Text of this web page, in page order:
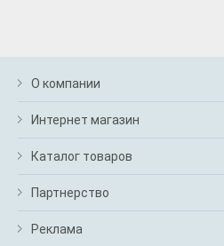
О компании
Интернет магазин
Каталог товаров
Партнерство
Реклама